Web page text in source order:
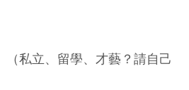
私立、留學、才藝？請自己